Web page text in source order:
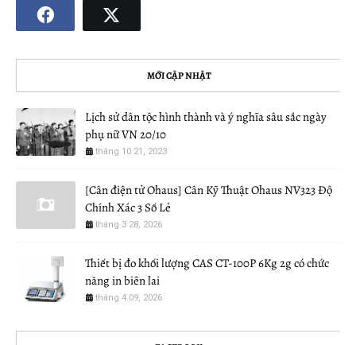
MỚI CẬP NHẬT
Lịch sử dân tộc hình thành và ý nghĩa sâu sắc ngày
phụ nữ VN 20/10
tháng 10 21, 2023
[Cân điện tử Ohaus] Cân Kỹ Thuật Ohaus NV323 Độ
Chính Xác 3 Số Lẻ
tháng 3 28, 2026
Thiết bị đo khối lượng CAS CT-100P 6Kg 2g có chức
năng in biên lai
tháng 4 09, 2026